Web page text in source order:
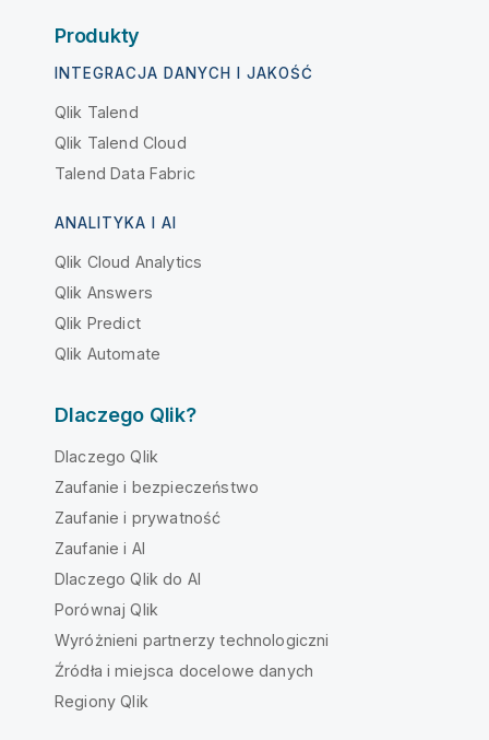
Produkty
INTEGRACJA DANYCH I JAKOŚĆ
Qlik Talend
Qlik Talend Cloud
Talend Data Fabric
ANALITYKA I AI
Qlik Cloud Analytics
Qlik Answers
Qlik Predict
Qlik Automate
Dlaczego Qlik?
Dlaczego Qlik
Zaufanie i bezpieczeństwo
Zaufanie i prywatność
Zaufanie i AI
Dlaczego Qlik do AI
Porównaj Qlik
Wyróżnieni partnerzy technologiczni
Źródła i miejsca docelowe danych
Regiony Qlik